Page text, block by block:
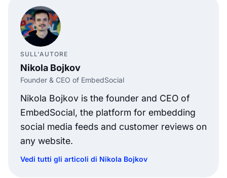
SULL'AUTORE
Nikola Bojkov
Founder & CEO of EmbedSocial
Nikola Bojkov is the founder and CEO of
EmbedSocial, the platform for embedding
social media feeds and customer reviews on
any website.
Vedi tutti gli articoli di Nikola Bojkov